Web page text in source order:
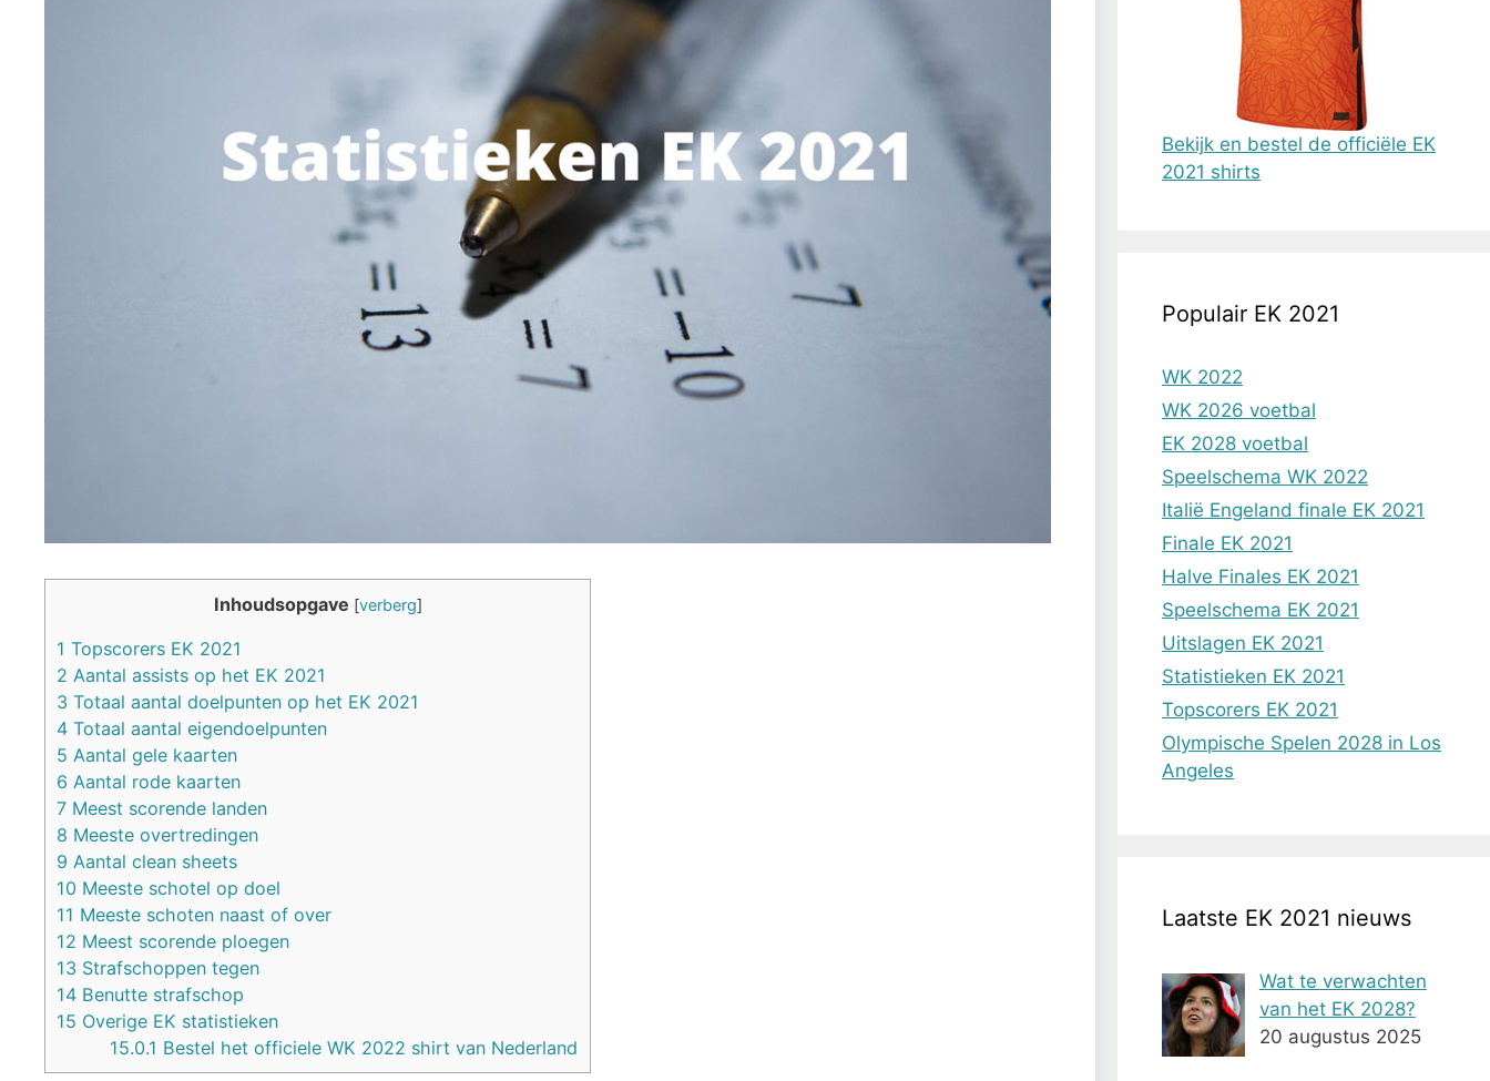
Inhoudsopgave [verberg]
1 Topscorers EK 2021
2 Aantal assists op het EK 2021
3 Totaal aantal doelpunten op het EK 2021
4 Totaal aantal eigendoelpunten
5 Aantal gele kaarten
6 Aantal rode kaarten
7 Meest scorende landen
8 Meeste overtredingen
9 Aantal clean sheets
10 Meeste schotel op doel
11 Meeste schoten naast of over
12 Meest scorende ploegen
13 Strafschoppen tegen
14 Benutte strafschop
15 Overige EK statistieken
15.0.1 Bestel het officiele WK 2022 shirt van Nederland
Bekijk en bestel de officiële EK
2021 shirts
Populair EK 2021
WK 2022
WK 2026 voetbal
EK 2028 voetbal
Speelschema WK 2022
Italië Engeland finale EK 2021
Finale EK 2021
Halve Finales EK 2021
Speelschema EK 2021
Uitslagen EK 2021
Statistieken EK 2021
Topscorers EK 2021
Olympische Spelen 2028 in Los
Angeles
Laatste EK 2021 nieuws
Wat te verwachten
van het EK 2028?
20 augustus 2025